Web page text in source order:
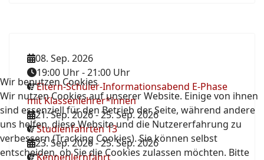
08. Sep. 2026
19:00 Uhr-21:00 Uhr
Eltern-Schüler-Informationsabend E-Phase
mit Klassenlehrer*innen
21. Sep. 2026-25. Sep. 2026
Studienfahrten 13
23. Sep. 2026-25. Sep. 2026
Kennenlernfahrt
Wir benutzen Cookies
Wir nutzen Cookies auf unserer Website. Einige von ihnen
sind essenziell für den Betrieb der Seite, während andere
uns helfen, diese Website und die Nutzererfahrung zu
verbessern (Tracking Cookies). Sie können selbst
entscheiden, ob Sie die Cookies zulassen möchten. Bitte